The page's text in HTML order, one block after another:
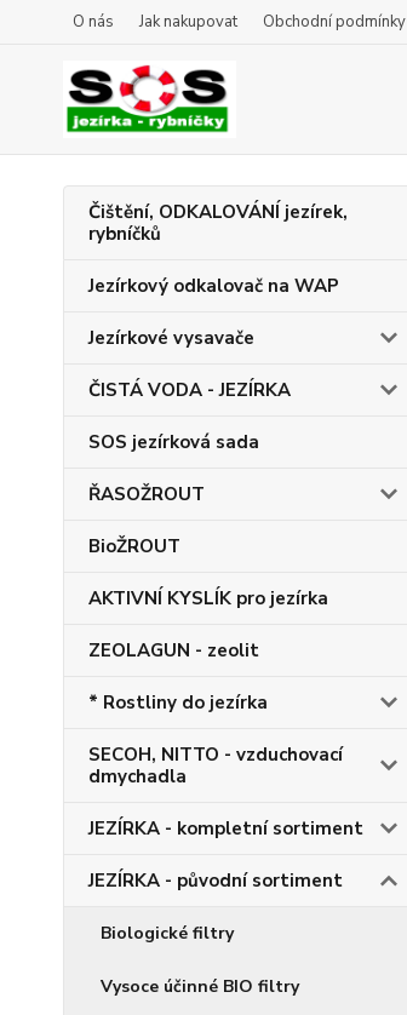
O nás Jak nakupovat Obchodní podmínky
Čištění, ODKALOVÁNÍ jezírek,
rybníčků
Jezírkový odkalovač na WAP
Jezírkové vysavače
ČISTÁ VODA - JEZÍRKA
SOS jezírková sada
ŘASOŽROUT
BioŽROUT
AKTIVNÍ KYSLÍK pro jezírka
ZEOLAGUN - zeolit
* Rostliny do jezírka
SECOH, NITTO - vzduchovací
dmychadla
JEZÍRKA - kompletní sortiment
JEZÍRKA - původní sortiment
Biologické filtry
Vysoce účinné BIO filtry